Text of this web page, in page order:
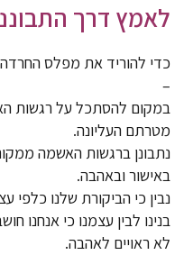
לאמץ דרך
כדי להוריד את מפלס
–
במקום להסתכל על רגשות
מטרתם העליונה.
נתבונן ברגשות האשמה
באישור ובאהבה.
נבין כי הביקורת שלנו כלפי
בנינו לבין עצמנו כי אנחנו
לא ראויים לאהבה.